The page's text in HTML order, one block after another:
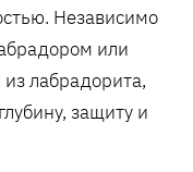
Независимо
или
лабрадорита,
защиту и